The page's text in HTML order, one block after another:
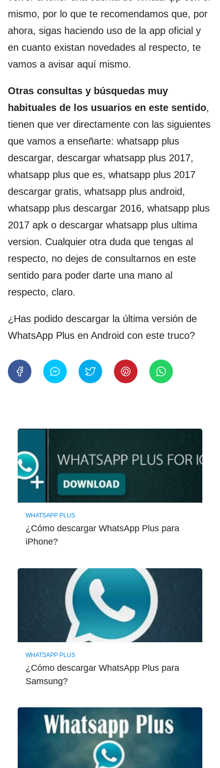
mismo, por lo que te recomendamos que, por
ahora, sigas haciendo uso de la app oficial y
en cuanto existan novedades al respecto, te
vamos a avisar aquí mismo.
Otras consultas y búsquedas muy
habituales de los usuarios en este sentido,
tienen que ver directamente con las siguientes
que vamos a enseñarte: whatsapp plus
descargar, descargar whatsapp plus 2017,
whatsapp plus que es, whatsapp plus 2017
descargar gratis, whatsapp plus android,
whatsapp plus descargar 2016, whatsapp plus
2017 apk o descargar whatsapp plus ultima
version. Cualquier otra duda que tengas al
respecto, no dejes de consultarnos en este
sentido para poder darte una mano al
respecto, claro.
¿Has podido descargar la última versión de
WhatsApp Plus en Android con este truco?
WHATSAPP PLUS
¿Cómo descargar WhatsApp Plus para
iPhone?
WHATSAPP PLUS
¿Cómo descargar WhatsApp Plus para
Samsung?